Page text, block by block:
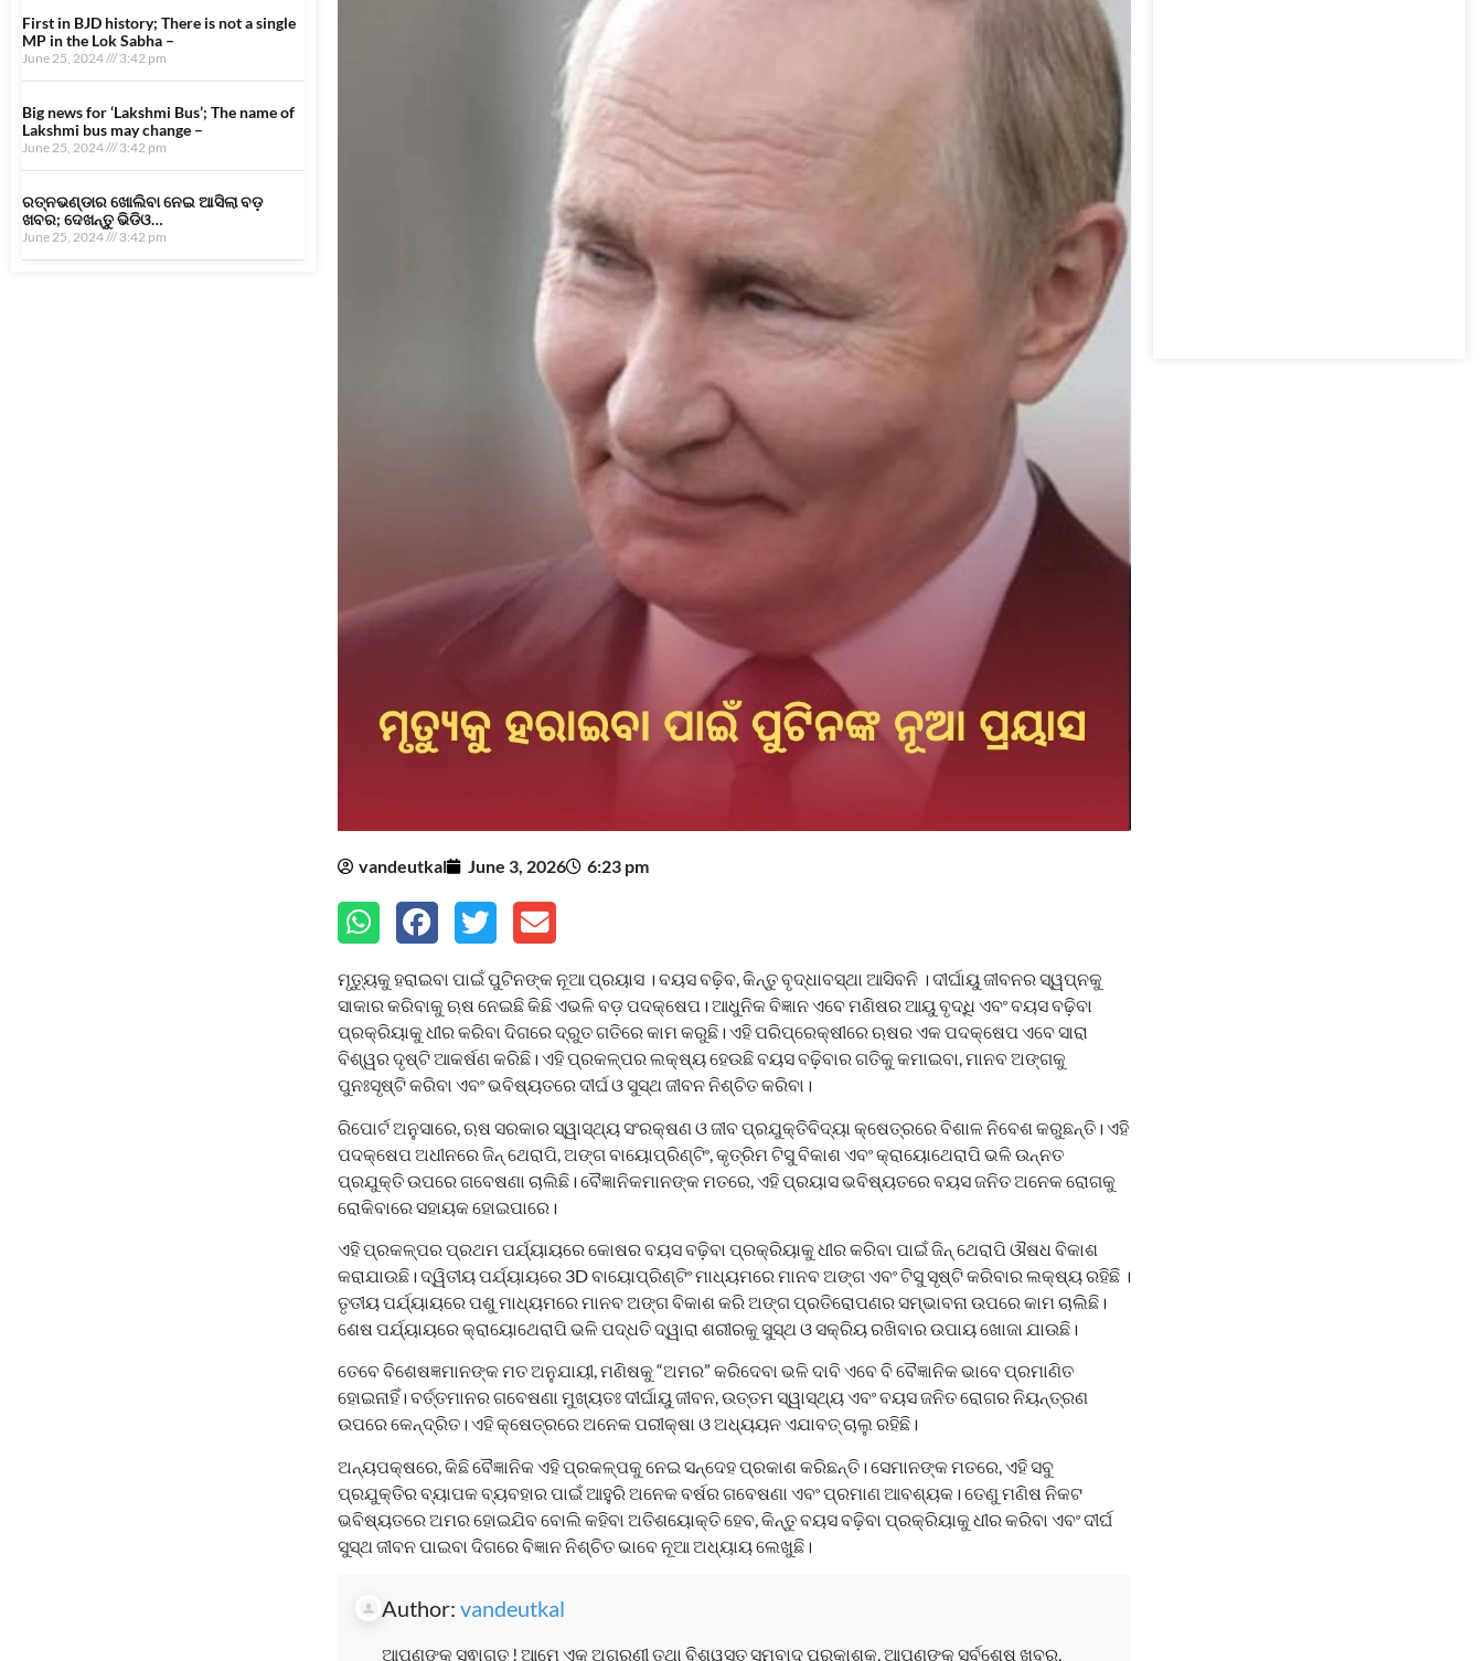
First in BJD history; There is not a single
MP in the Lok Sabha –
June 25, 2024 3:42 pm
Big news for ‘Lakshmi Bus’; The name of
Lakshmi bus may change –
June 25, 2024 3:42 pm
ରତ୍ନଭଣ୍ଡାର ଖୋଲିବା ନେଇ ଆସିଲା ବଡ଼
ଖବର; ଦେଖନ୍ତୁ ଭିଡିଓ…
June 25, 2024 3:42 pm
vandeutkal June 3, 2026 6:23 pm
ମୃତ୍ୟୁକୁ ହରାଇବା ପାଇଁ ପୁଟିନଙ୍କ ନୂଆ ପ୍ରୟାସ । ବୟସ ବଢ଼ିବ, କିନ୍ତୁ ବୃଦ୍ଧାବସ୍ଥା ଆସିବନି । ଦୀର୍ଘାୟୁ ଜୀବନର ସ୍ୱପ୍ନକୁ
ସାକାର କରିବାକୁ ଋଷ ନେଇଛି କିଛି ଏଭଳି ବଡ଼ ପଦକ୍ଷେପ। ଆଧୁନିକ ବିଜ୍ଞାନ ଏବେ ମଣିଷର ଆୟୁ ବୃଦ୍ଧି ଏବଂ ବୟସ ବଢ଼ିବା
ପ୍ରକ୍ରିୟାକୁ ଧୀର କରିବା ଦିଗରେ ଦ୍ରୁତ ଗତିରେ କାମ କରୁଛି। ଏହି ପରିପ୍ରେକ୍ଷୀରେ ଋଷର ଏକ ପଦକ୍ଷେପ ଏବେ ସାରା
ବିଶ୍ୱର ଦୃଷ୍ଟି ଆକର୍ଷଣ କରିଛି। ଏହି ପ୍ରକଳ୍ପର ଲକ୍ଷ୍ୟ ହେଉଛି ବୟସ ବଢ଼ିବାର ଗତିକୁ କମାଇବା, ମାନବ ଅଙ୍ଗକୁ
ପୁନଃସୃଷ୍ଟି କରିବା ଏବଂ ଭବିଷ୍ୟତରେ ଦୀର୍ଘ ଓ ସୁସ୍ଥ ଜୀବନ ନିଶ୍ଚିତ କରିବା।
ରିପୋର୍ଟ ଅନୁସାରେ, ଋଷ ସରକାର ସ୍ୱାସ୍ଥ୍ୟ ସଂରକ୍ଷଣ ଓ ଜୀବ ପ୍ରଯୁକ୍ତିବିଦ୍ୟା କ୍ଷେତ୍ରରେ ବିଶାଳ ନିବେଶ କରୁଛନ୍ତି। ଏହି
ପଦକ୍ଷେପ ଅଧୀନରେ ଜିନ୍ ଥେରାପି, ଅଙ୍ଗ ବାୟୋପ୍ରିଣ୍ଟିଂ, କୃତ୍ରିମ ଟିସୁ ବିକାଶ ଏବଂ କ୍ରାୟୋଥେରାପି ଭଳି ଉନ୍ନତ
ପ୍ରଯୁକ୍ତି ଉପରେ ଗବେଷଣା ଚାଲିଛି। ବୈଜ୍ଞାନିକମାନଙ୍କ ମତରେ, ଏହି ପ୍ରୟାସ ଭବିଷ୍ୟତରେ ବୟସ ଜନିତ ଅନେକ ରୋଗକୁ
ରୋକିବାରେ ସହାୟକ ହୋଇପାରେ।
ଏହି ପ୍ରକଳ୍ପର ପ୍ରଥମ ପର୍ଯ୍ୟାୟରେ କୋଷର ବୟସ ବଢ଼ିବା ପ୍ରକ୍ରିୟାକୁ ଧୀର କରିବା ପାଇଁ ଜିନ୍ ଥେରାପି ଔଷଧ ବିକାଶ
କରାଯାଉଛି। ଦ୍ୱିତୀୟ ପର୍ଯ୍ୟାୟରେ 3D ବାୟୋପ୍ରିଣ୍ଟିଂ ମାଧ୍ୟମରେ ମାନବ ଅଙ୍ଗ ଏବଂ ଟିସୁ ସୃଷ୍ଟି କରିବାର ଲକ୍ଷ୍ୟ ରହିଛି ।
ତୃତୀୟ ପର୍ଯ୍ୟାୟରେ ପଶୁ ମାଧ୍ୟମରେ ମାନବ ଅଙ୍ଗ ବିକାଶ କରି ଅଙ୍ଗ ପ୍ରତିରୋପଣର ସମ୍ଭାବନା ଉପରେ କାମ ଚାଲିଛି।
ଶେଷ ପର୍ଯ୍ୟାୟରେ କ୍ରାୟୋଥେରାପି ଭଳି ପଦ୍ଧତି ଦ୍ୱାରା ଶରୀରକୁ ସୁସ୍ଥ ଓ ସକ୍ରିୟ ରଖିବାର ଉପାୟ ଖୋଜା ଯାଉଛି।
ତେବେ ବିଶେଷଜ୍ଞମାନଙ୍କ ମତ ଅନୁଯାୟୀ, ମଣିଷକୁ “ଅମର” କରିଦେବା ଭଳି ଦାବି ଏବେ ବି ବୈଜ୍ଞାନିକ ଭାବେ ପ୍ରମାଣିତ
ହୋଇନାହିଁ। ବର୍ତ୍ତମାନର ଗବେଷଣା ମୁଖ୍ୟତଃ ଦୀର୍ଘାୟୁ ଜୀବନ, ଉତ୍ତମ ସ୍ୱାସ୍ଥ୍ୟ ଏବଂ ବୟସ ଜନିତ ରୋଗର ନିୟନ୍ତ୍ରଣ
ଉପରେ କେନ୍ଦ୍ରିତ। ଏହି କ୍ଷେତ୍ରରେ ଅନେକ ପରୀକ୍ଷା ଓ ଅଧ୍ୟୟନ ଏଯାବତ୍ ଚାଲୁ ରହିଛି।
ଅନ୍ୟପକ୍ଷରେ, କିଛି ବୈଜ୍ଞାନିକ ଏହି ପ୍ରକଳ୍ପକୁ ନେଇ ସନ୍ଦେହ ପ୍ରକାଶ କରିଛନ୍ତି। ସେମାନଙ୍କ ମତରେ, ଏହି ସବୁ
ପ୍ରଯୁକ୍ତିର ବ୍ୟାପକ ବ୍ୟବହାର ପାଇଁ ଆହୁରି ଅନେକ ବର୍ଷର ଗବେଷଣା ଏବଂ ପ୍ରମାଣ ଆବଶ୍ୟକ। ତେଣୁ ମଣିଷ ନିକଟ
ଭବିଷ୍ୟତରେ ଅମର ହୋଇଯିବ ବୋଲି କହିବା ଅତିଶୟୋକ୍ତି ହେବ, କିନ୍ତୁ ବୟସ ବଢ଼ିବା ପ୍ରକ୍ରିୟାକୁ ଧୀର କରିବା ଏବଂ ଦୀର୍ଘ
ସୁସ୍ଥ ଜୀବନ ପାଇବା ଦିଗରେ ବିଜ୍ଞାନ ନିଶ୍ଚିତ ଭାବେ ନୂଆ ଅଧ୍ୟାୟ ଲେଖୁଛି।
Author: vandeutkal
ଆପଣଙ୍କୁ ସ୍ଵାଗତ ! ଆମେ ଏକ ଅଗ୍ରଣୀ ତଥା ବିଶ୍ୱସ୍ତ ସମ୍ବାଦ ପ୍ରକାଶକ, ଆପଣଙ୍କୁ ସର୍ବଶେଷ ଖବର,